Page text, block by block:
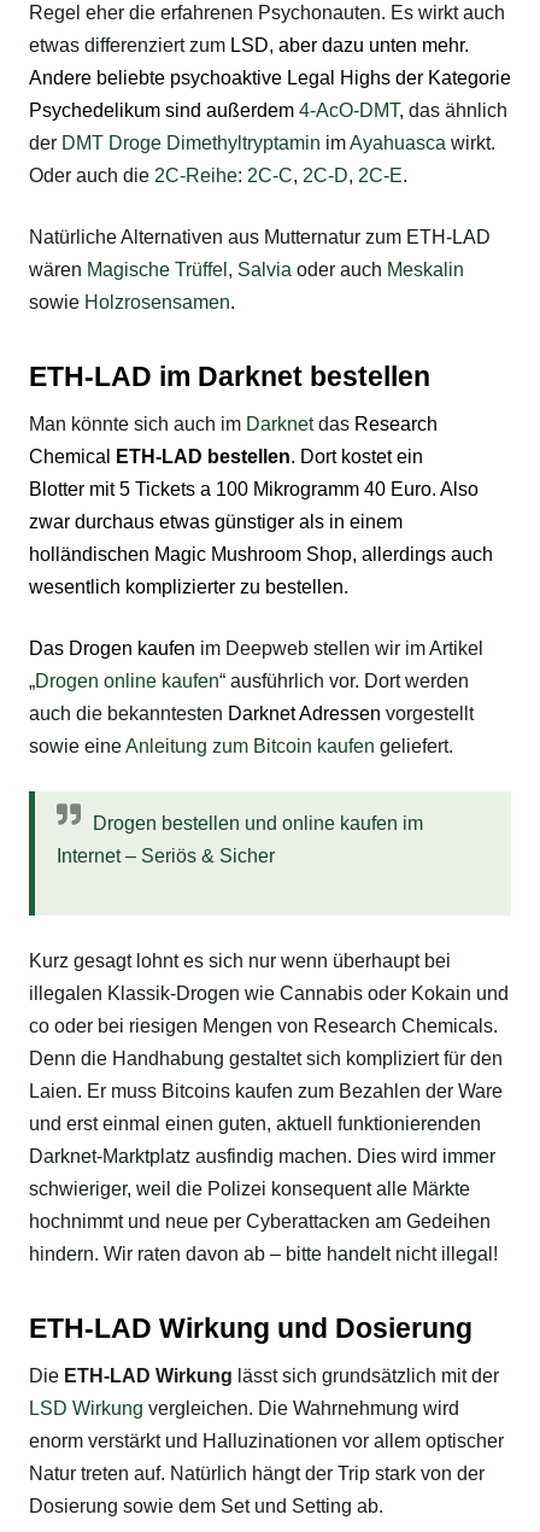
Regel eher die erfahrenen Psychonauten. Es wirkt auch
etwas differenziert zum LSD, aber dazu unten mehr.
Andere beliebte psychoaktive Legal Highs der Kategorie
Psychedelikum sind außerdem 4-AcO-DMT, das ähnlich
der DMT Droge Dimethyltryptamin imAyahuasca wirkt.
Oder auch die 2C-Reihe: 2C-C, 2C-D, 2C-E.
Natürliche Alternativen aus Mutternatur zum ETH-LAD
wären Magische Trüffel , Salvia oder auch Meskalin
sowie Holzrosensamen.
ETH-LAD im Darknet bestellen
Man könnte sich auch im Darknetdas Research
Chemical
ETH-LAD bestellen. Dort kostet ein
Blotter mit 5 Tickets a 100 Mikrogramm 40 Euro. Also
zwar durchaus etwas günstiger als in einem
holländischen Magic Mushroom Shop, allerdings auch
wesentlich komplizierter zu bestellen.
Das Drogen kaufen im Deepweb stellen wir im Artikel
„Drogen online kaufen“ ausführlich vor. Dort werden
auch die bekanntesten Darknet Adressen vorgestellt
sowie eineAnleitung zum Bitcoin kaufen geliefert.
Drogen bestellen und online kaufen im
Internet – Seriös & Sicher
Kurz gesagt lohnt es sich nur wenn überhaupt bei
illegalen Klassik-Drogen wie Cannabis oder Kokain und
co oder bei riesigen Mengen von Research Chemicals.
Denn die Handhabung gestaltet sich kompliziert für den
Laien. Er muss Bitcoins kaufen zum Bezahlen der Ware
und erst einmal einen guten, aktuell funktionierenden
Darknet-Marktplatz ausfindig machen. Dies wird immer
schwieriger, weil die Polizei konsequent alle Märkte
hochnimmt und neue per Cyberattacken am Gedeihen
hindern. Wir raten davon ab – bitte handelt nicht illegal!
ETH-LAD Wirkung und Dosierung
Die ETH-LAD Wirkung lässt sich grundsätzlich mit der
LSD Wirkung vergleichen. Die Wahrnehmung wird
enorm verstärkt und Halluzinationen vor allem optischer
Natur treten auf. Natürlich hängt der Trip stark von der
Dosierung sowie dem Set und Setting ab.